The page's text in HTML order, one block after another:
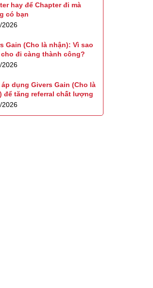
hay để Chapter đi mà
có bạn
2026
Gain (Cho là nhận): Vì sao
đi càng thành công?
2026
áp dụng Givers Gain (Cho là
để tăng referral chất lượng
2026